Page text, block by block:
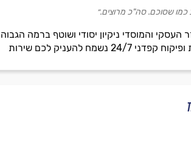
העסקי והמוסדי ניקיון יסודי ושוטף ברמה
להעניק לכם שירות
כמו שסוכם. סה"כ מרוצים.״